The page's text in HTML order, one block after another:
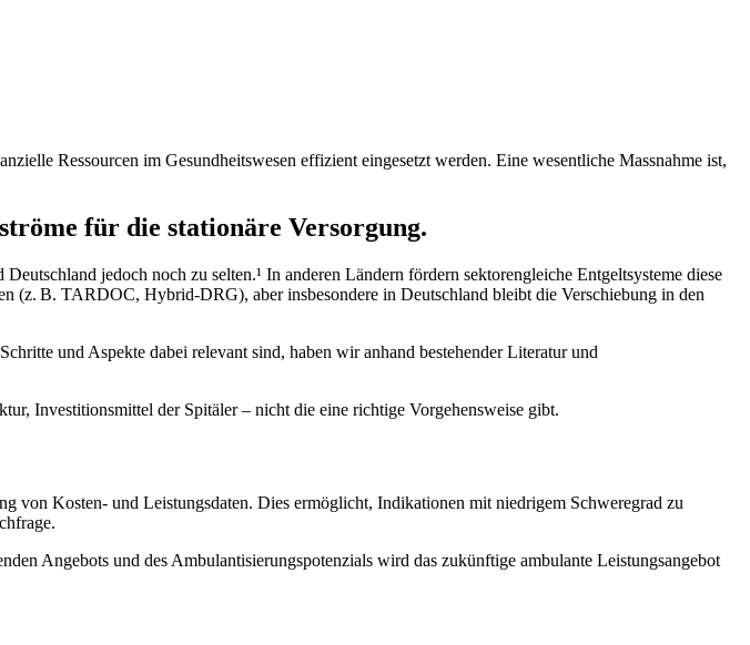
Ressourcen im Gesundheitswesen effizient eingesetzt werden. Eine wesentliche Massnahme ist,
für die stationäre Versorgung.
jedoch noch zu selten.¹ In anderen Ländern fördern sektorengleiche Entgeltsysteme diese
(z. B. TARDOC, Hybrid-DRG), aber insbesondere in Deutschland bleibt die Verschiebung in den
und Aspekte dabei relevant sind, haben wir anhand bestehender Literatur und
Investitionsmittel der Spitäler – nicht die eine richtige Vorgehensweise gibt.
von Kosten- und Leistungsdaten. Dies ermöglicht, Indikationen mit niedrigem Schweregrad zu
Angebots und des Ambulantisierungspotenzials wird das zukünftige ambulante Leistungsangebot